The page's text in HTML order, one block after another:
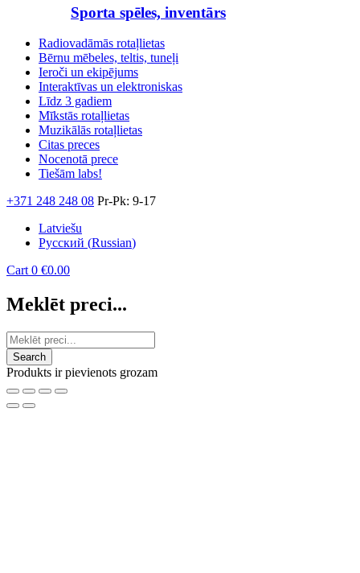
Sporta spēles, inventārs
Radiovadāmās rotaļlietas
Bērnu mēbeles, teltis, tuneļi
Ieroči un ekipējums
Interaktīvas un elektroniskas
Līdz 3 gadiem
Mīkstās rotaļlietas
Muzikālās rotaļlietas
Citas preces
Nocenotā prece
Tiešām labs!
+371 248 248 08 Pr-Pk: 9-17
Latviešu
Русский (Russian)
Cart 0 €0.00
Meklēt preci...
Produkts ir pievienots grozam